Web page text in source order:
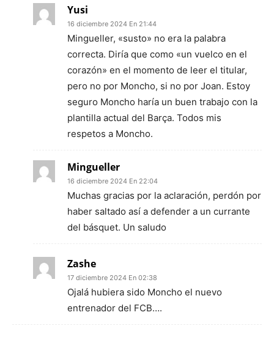
Yusi
16 diciembre 2024 En 21:44
Mingueller, «susto» no era la palabra
correcta. Diría que como «un vuelco en el
corazón» en el momento de leer el titular,
pero no por Moncho, si no por Joan. Estoy
seguro Moncho haría un buen trabajo con la
plantilla actual del Barça. Todos mis
respetos a Moncho.
Mingueller
16 diciembre 2024 En 22:04
Muchas gracias por la aclaración, perdón por
haber saltado así a defender a un currante
del básquet. Un saludo
Zashe
17 diciembre 2024 En 02:38
Ojalá hubiera sido Moncho el nuevo
entrenador del FCB….